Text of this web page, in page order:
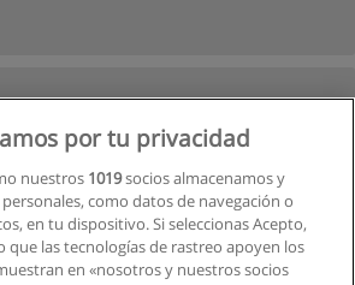
por tu privacidad
nuestros 1019socios almacenamos y
como datos de navegación o
en tu dispositivo. Si seleccionas Acepto,
que las tecnologías de rastreo apoyen los
en «nosotros y nuestros socios